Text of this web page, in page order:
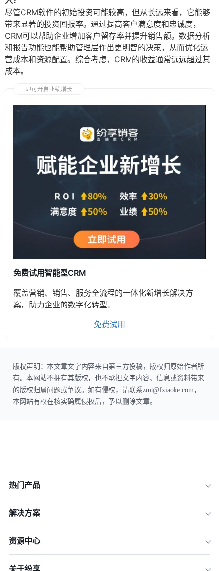
尽管CRM软件的初始投资可能较高，但从长远来看，它能够
带来显著的投资回报率。通过提高客户满意度和忠诚度，
CRM可以帮助企业增加客户留存率并提升销售额。数据分析
和报告功能也能帮助管理层作出更明智的决策，从而优化运
营成本和资源配置。综合考虑，CRM的收益通常远远超过其
成本。
即可开启业绩增长
免费试用智能型CRM
覆盖营销、销售、服务全流程的一体化新增长解决方
案，助力企业的数字化转型。
免费试用
版权声明：本文章文字内容来自第三方投稿，版权归原始作者所
有。本网站不拥有其版权，也不承担文字内容、信息或资料带来
的版权归属问题或争议。如有侵权，请联系zmt@fxiaoke.com，
本网站有权在核实确属侵权后，予以删除文章。
热门产品
解决方案
资源中心
关于纷享